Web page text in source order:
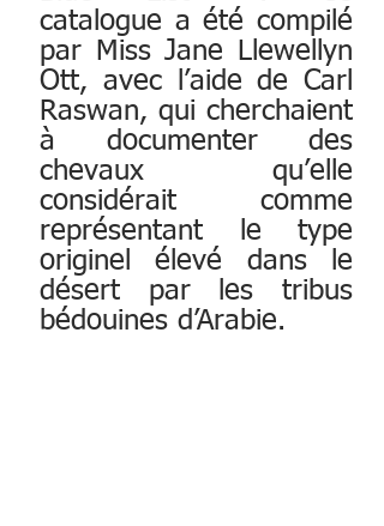
catalogue a été compilé
par Miss Jane Llewellyn
Ott, avec l’aide de Carl
Raswan, qui cherchaient
à documenter des
chevaux qu’elle
considérait comme
représentant le type
originel élevé dans le
désert par les tribus
bédouines d’Arabie.